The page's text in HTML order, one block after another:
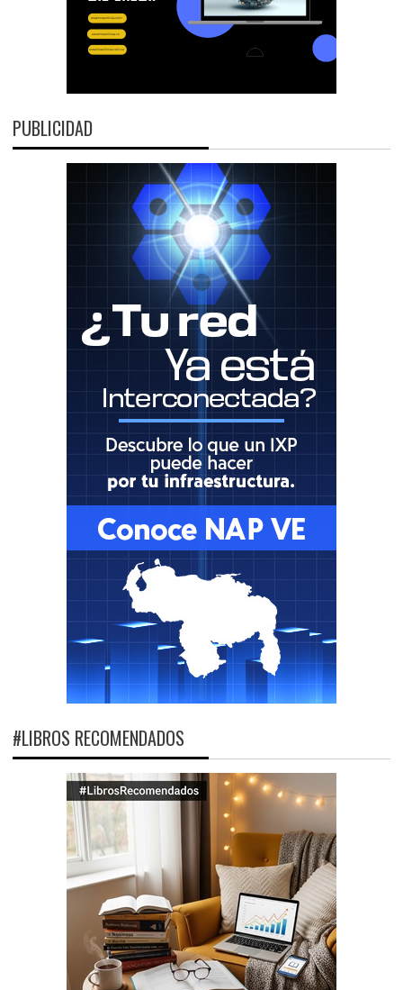
PUBLICIDAD
#LIBROS RECOMENDADOS